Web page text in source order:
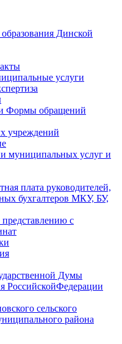
Динской
услуги
Формы обращений
учреждений
муниципальных услуг и
плата руководителей,
бухгалтеров МКУ, БУ,
с
Думы
РоссийскойФедерации
сельского
района